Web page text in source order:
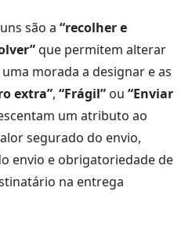
são a “recolher e
que permitem alterar
morada a designar e as
extra”, “Frágil” ou “Enviar
um atributo ao
segurado do envio,
envio e obrigatoriedade de
na entrega